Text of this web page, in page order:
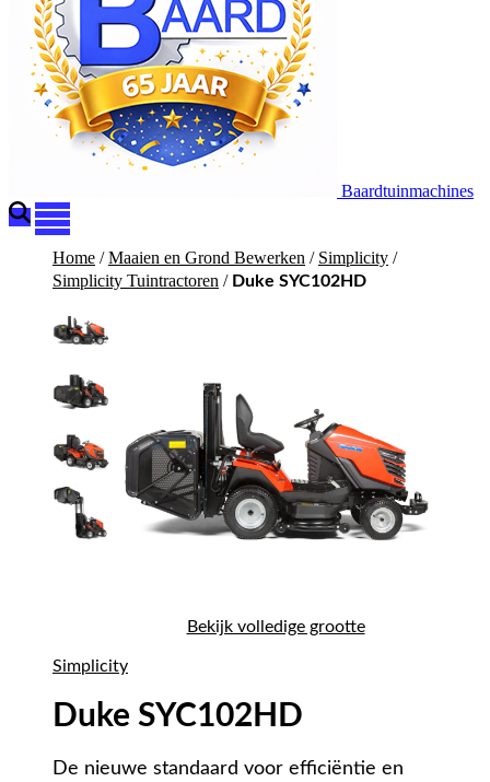
Baardtuinmachines
Home /Maaien en Grond Bewerken / Simplicity /
Simplicity Tuintractoren / Duke SYC102HD
Bekijk volledige grootte
Simplicity
Duke SYC102HD
De nieuwe standaard voor efficiëntie en